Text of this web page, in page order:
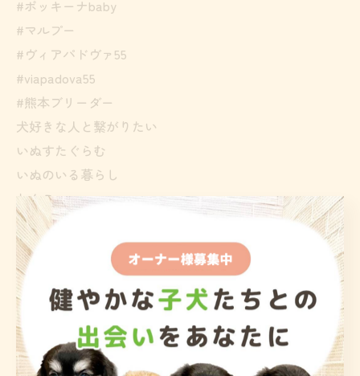
#ポッキーナbaby
#マルプー
#ヴィアパドヴァ55
#viapadova55
#熊本ブリーダー
犬好きな人と繋がりたい
いぬすたぐらむ
いぬのいる暮らし
わんこ
わんすたぐらむ
わんこのいる生活
ブリーダー
岡本貴志ブリーダー